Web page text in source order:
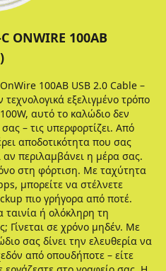
ONWIRE 100AB
100AB USB 2.0 Cable –
εξελιγμένο τρόπο
αυτό το καλώδιο δεν
– τις υπερφορτίζει. Από
αποδοτικότητα που σας
αν περιλαμβάνει η μέρα σας.
στη φόρτιση. Με ταχύτητα
μπορείτε να στέλνετε
πιο γρήγορα από ποτέ.
ταινία ή ολόκληρη τη
Γίνεται σε χρόνο μηδέν. Με
σας δίνει την ελευθερία να
από οπουδήποτε – είτε